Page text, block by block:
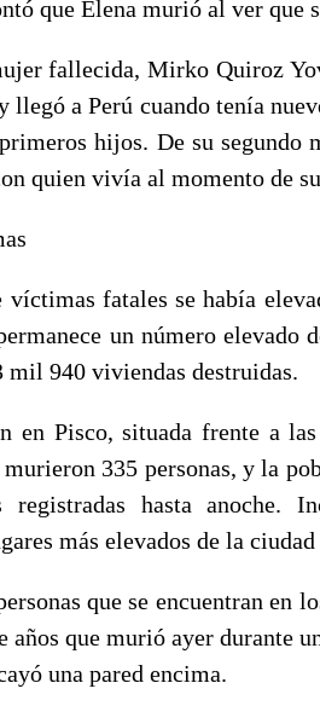
que Elena murió al ver que
fallecida, Mirko Quiroz
llegó a Perú cuando tenía
hijos. De su segundo
quien vivía al momento de
fatales se había
un número elevado
mil 940 viviendas destruidas.
en Pisco, situada frente a
335 personas, y la
hasta anoche.
más elevados de la
que se encuentran en
años que murió ayer durante
una pared encima.